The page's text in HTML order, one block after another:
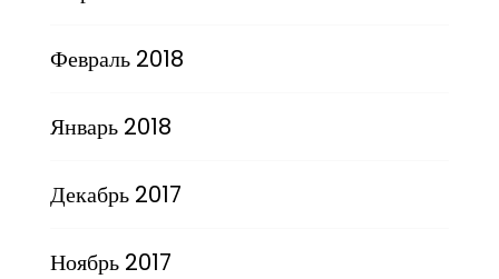
Февраль 2018
Январь 2018
Декабрь 2017
Ноябрь 2017